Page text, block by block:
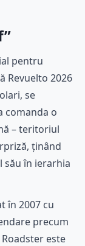
pentru
Revuelto 2026
se
comanda o
– teritoriul
ținând
său în ierarhia
în 2007 cu
precum
este